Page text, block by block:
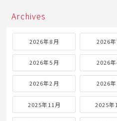
Archives
2026年8月 2026
2026年5月 2026
2026年2月 2026
2025年11月 2025年